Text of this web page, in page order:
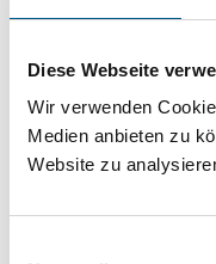
Diese Webseite
Wir verwenden
Medien anbieten zu
Website zu
direkt über
Suche bitte die
beachten.
Bitte Suchbegriff
können durch